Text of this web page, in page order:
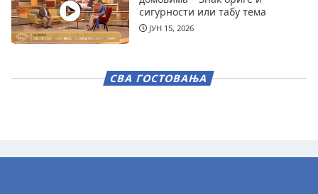
сигурности или табу тема
ЈУН 15, 2026
СВА ГОСТОВАЊА